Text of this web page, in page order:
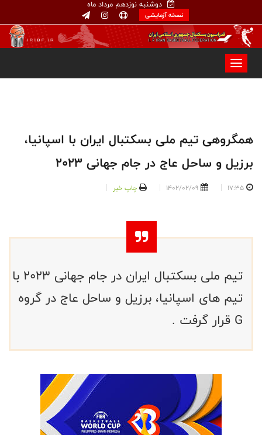
دوشنبه نوزدهم مرداد ماه
نسخه آزمایشی
همگروهی تیم ملی بسکتبال ایران با اسپانیا،
برزیل و ساحل عاج در جام جهانی ۲۰۲۳
17:35
1402/02/09 چاپ خبر
تیم ملی بسکتبال ایران در جام جهانی ۲۰۲۳ با
تیم های اسپانیا، برزیل و ساحل عاج در گروه
G قرار گرفت .